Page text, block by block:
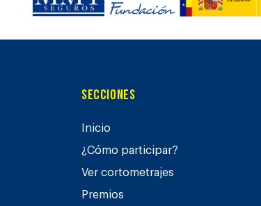
Secciones
Inicio
¿Cómo participar?
Ver cortometrajes
Premios